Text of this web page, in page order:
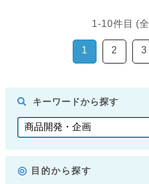
1-10件目 (
1 2 3
キーワードから探す
目的から探す